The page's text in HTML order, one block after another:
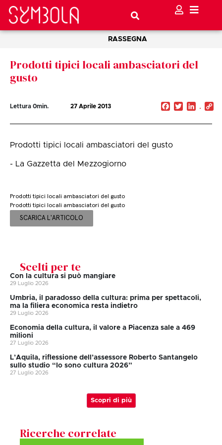
RASSEGNA
Prodotti tipici locali ambasciatori del
gusto
Lettura 0min. 27 Aprile 2013 Facebook
Twitter
Prodotti tipici locali ambasciatori del gusto
- La Gazzetta del Mezzogiorno
Prodotti tipici locali ambasciatori del gusto
Prodotti tipici locali ambasciatori del gusto
SCARICA L'ARTICOLO
Scelti per te
Con la cultura si può mangiare
29 Luglio 2026
Umbria, il paradosso della cultura: prima per spettacoli,
ma la filiera economica resta indietro
29 Luglio 2026
Economia della cultura, il valore a Piacenza sale a 469
milioni
27 Luglio 2026
L’Aquila, riflessione dell’assessore Roberto Santangelo
sullo studio “Io sono cultura 2026”
27 Luglio 2026
Scopri di più
Ricerche correlate